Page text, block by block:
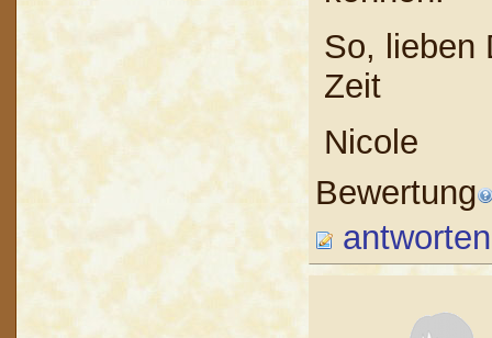
So, lieben
Zeit
Nicole
Bewertung
antworten